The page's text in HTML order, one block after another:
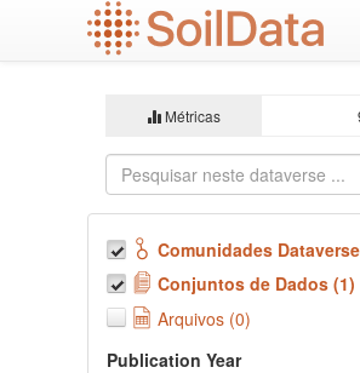
Métricas
Comunidades
Conjuntos de Dados (1)
Arquivos (0)
Publication Year